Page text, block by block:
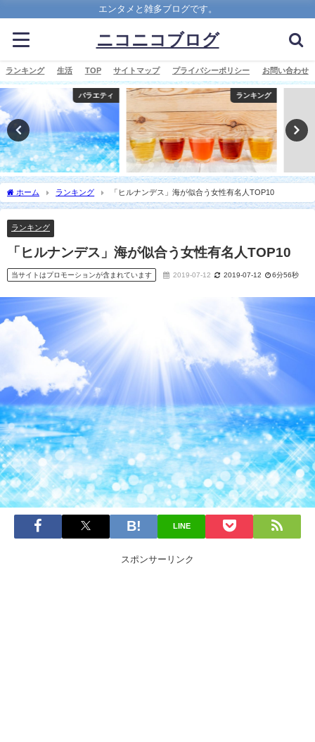
エンタメと雑多ブログです。
ニコニコブログ
ランキング 生活 TOP サイトマップ プライバシーポリシー お問い合わせ
ランキング ヒルナンデス
ホーム ランキング 「ヒルナンデス」海が似合う女性有名人TOP10
ランキング
「ヒルナンデス」海が似合う女性有名人TOP10
当サイトはプロモーションが含まれています 2019-07-12 2019-07-12 6分56秒
LINE
スポンサーリンク